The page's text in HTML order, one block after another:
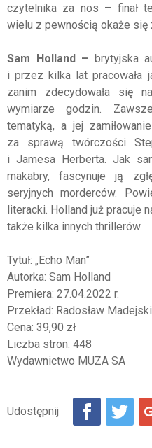
czytelnika za nos – finał
wielu z pewnością okaże się
Sam Holland – brytyjska
i przez kilka lat pracowała
zanim zdecydowała się
wymiarze godzin.
tematyką, a jej
za sprawą twórczości
i Jamesa Herberta. Jak
makabry, fascynuje ją
seryjnych morderców.
literacki. Holland już pracuje
także kilka innych thrillerów.
Tytuł: „Echo Man”
Autorka: Sam Holland
Premiera: 27.04.2022 r.
Przekład: Radosław Madejski
Cena: 39,90 zł
Liczba stron: 448
Wydawnictwo MUZA SA